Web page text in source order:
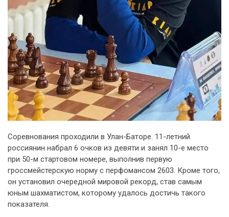
Соревнования проходили в Улан-Баторе. 11-летний
россиянин набрал 6 очков из девяти и занял 10-е место
при 50-м стартовом номере, выполнив первую
гроссмейстерскую норму с перфомансом 2603. Кроме того,
он установил очередной мировой рекорд, став самым
юным шахматистом, которому удалось достичь такого
показателя.